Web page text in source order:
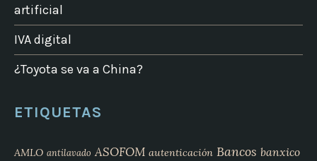
artificial
IVA digital
¿Toyota se va a China?
ETIQUETAS
AMLO antilavado ASOFOM autenticación Bancos banxico